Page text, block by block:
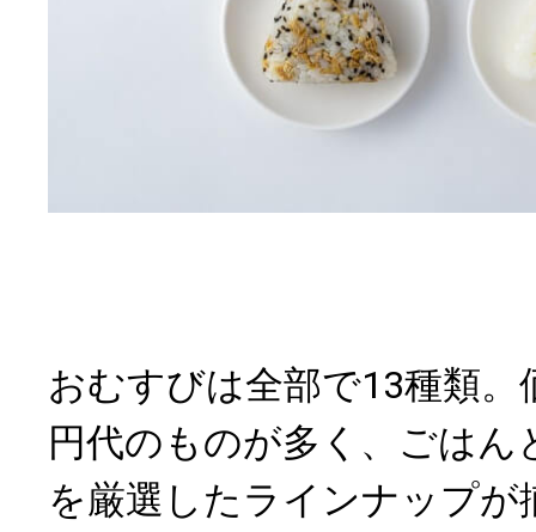
おむすびは全部で13種類。
円代のものが多く、ごはん
を厳選したラインナップが